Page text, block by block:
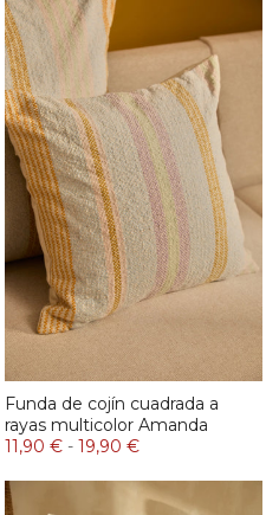
Funda de cojín cuadrada a
rayas multicolor Amanda
11,90 € - 19,90 €